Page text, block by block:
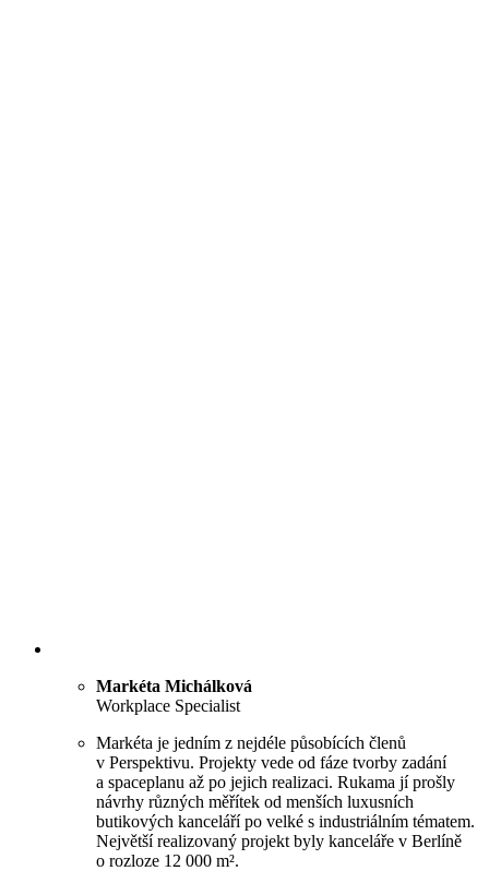
Markéta Michálková
Workplace Specialist
Markéta je jedním z nejdéle působících členů
v Perspektivu. Projekty vede od fáze tvorby zadání
a spaceplanu až po jejich realizaci. Rukama jí prošly
návrhy různých měřítek od menších luxusních
butikových kanceláří po velké s industriálním tématem.
Největší realizovaný projekt byly kanceláře v Berlíně
o rozloze 12 000 m².